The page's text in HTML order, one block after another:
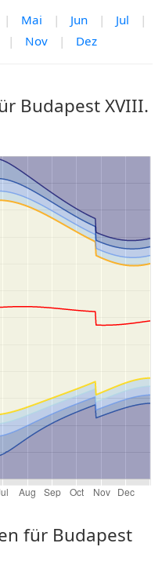
| Mai | Jun | Jul
|
| Nov | Dez
Budapest XVIII.
für Budapest